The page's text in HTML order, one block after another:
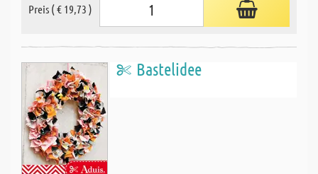
Preis ( € 19,73 )
Bastelidee